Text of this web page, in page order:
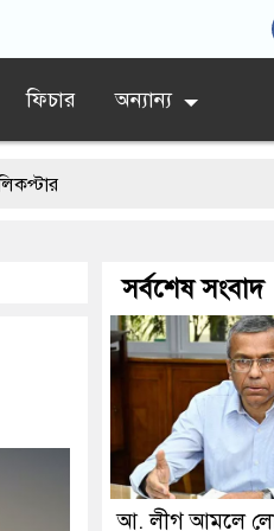
ফিচার অন্যান্য
সর্বশেষ সংবাদ
আ. লীগ আমলে